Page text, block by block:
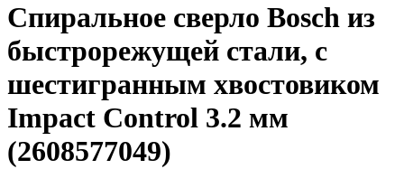
Спиральное сверло Bosch из
быстрорежущей стали, с
шестигранным хвостовиком
Impact Control 3.2 мм
(2608577049)